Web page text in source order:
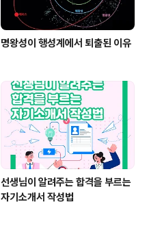
명왕성이 행성계에서 퇴출된 이유
선생님이 알려주는 합격을 부르는
자기소개서 작성법